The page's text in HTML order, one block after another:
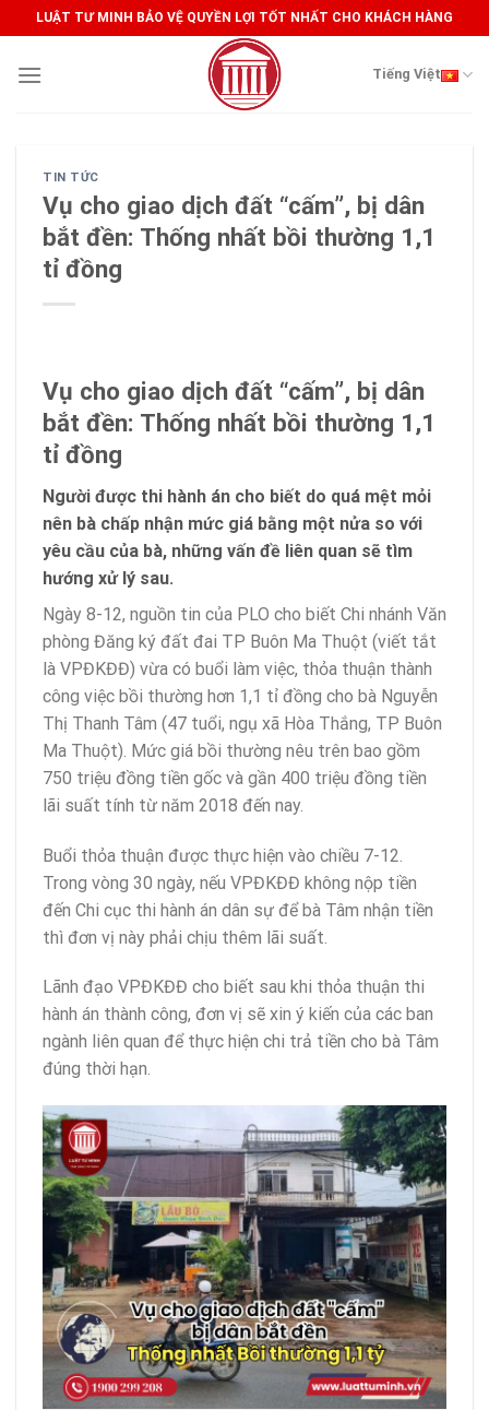
to
content
LUẬT TƯ MINH BẢO VỆ QUYỀN LỢI TỐT NHẤT CHO KHÁCH HÀNG
Tiếng Việt
TIN TỨC
Vụ cho giao dịch đất “cấm”, bị dân
bắt đền: Thống nhất bồi thường 1,1
tỉ đồng
Vụ cho giao dịch đất “cấm”, bị dân
bắt đền: Thống nhất bồi thường 1,1
tỉ đồng
Người được thi hành án cho biết do quá mệt mỏi
nên bà chấp nhận mức giá bằng một nửa so với
yêu cầu của bà, những vấn đề liên quan sẽ tìm
hướng xử lý sau.
Ngày 8-12, nguồn tin của PLO cho biết Chi nhánh Văn
phòng Đăng ký đất đai TP Buôn Ma Thuột (viết tắt
là VPĐKĐĐ) vừa có buổi làm việc, thỏa thuận thành
công việc bồi thường hơn 1,1 tỉ đồng cho bà Nguyễn
Thị Thanh Tâm (47 tuổi, ngụ xã Hòa Thắng, TP Buôn
Ma Thuột). Mức giá bồi thường nêu trên bao gồm
750 triệu đồng tiền gốc và gần 400 triệu đồng tiền
lãi suất tính từ năm 2018 đến nay.
Buổi thỏa thuận được thực hiện vào chiều 7-12.
Trong vòng 30 ngày, nếu VPĐKĐĐ không nộp tiền
đến Chi cục thi hành án dân sự để bà Tâm nhận tiền
thì đơn vị này phải chịu thêm lãi suất.
Lãnh đạo VPĐKĐĐ cho biết sau khi thỏa thuận thi
hành án thành công, đơn vị sẽ xin ý kiến của các ban
ngành liên quan để thực hiện chi trả tiền cho bà Tâm
đúng thời hạn.